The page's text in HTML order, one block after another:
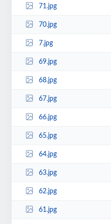
71.jpg
70.jpg
7.jpg
69.jpg
68.jpg
67.jpg
66.jpg
65.jpg
64.jpg
63.jpg
62.jpg
61.jpg